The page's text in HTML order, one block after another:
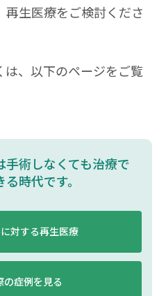
生医療をご検討くださ
、以下のページをご覧
⼿術しなくても治療で
る時代です。
対する再生医療
の症例を見る